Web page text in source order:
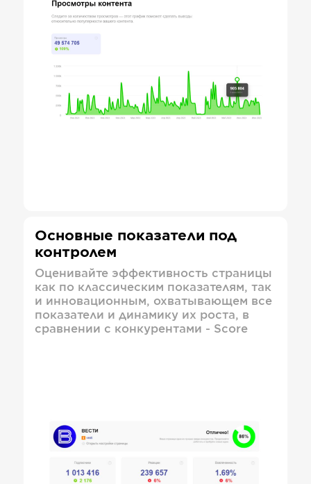
Основные показатели под
контролем
Оценивайте эффективность страницы
как по классическим показателям, так
и инновационным, охватывающем все
показатели и динамику их роста, в
сравнении с конкурентами - Score